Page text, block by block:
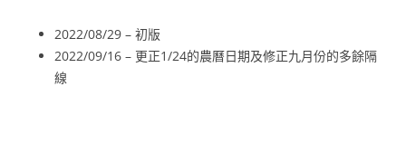
2022/08/29 – 初版
2022/09/16 – 更正1/24的農曆日期及修正九月份的多餘隔
線